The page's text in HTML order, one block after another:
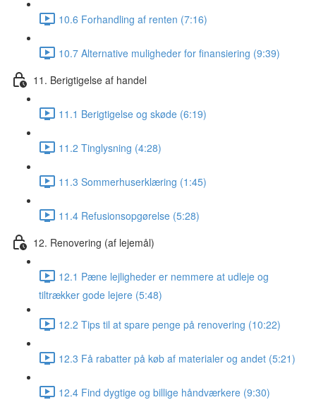
10.6 Forhandling af renten (7:16)
10.7 Alternative muligheder for finansiering (9:39)
11. Berigtigelse af handel
11.1 Berigtigelse og skøde (6:19)
11.2 Tinglysning (4:28)
11.3 Sommerhuserklæring (1:45)
11.4 Refusionsopgørelse (5:28)
12. Renovering (af lejemål)
12.1 Pæne lejligheder er nemmere at udleje og
tiltrækker gode lejere (5:48)
12.2 Tips til at spare penge på renovering (10:22)
12.3 Få rabatter på køb af materialer og andet (5:21)
12.4 Find dygtige og billige håndværkere (9:30)